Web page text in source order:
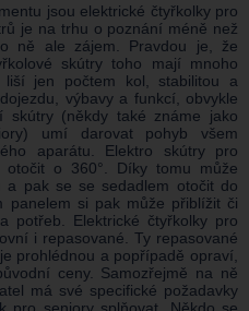
jsou elektrické čtyřkolky pro
je na trhu o poznání méně než
ně ale zájem. Pravdou je, že
skútry toho mají mnoho
jen počtem kol, stabilitou a
výbavy a funkcí, obvykle
skútry (někdy také známe jako
umí darovat pohyb všem
aparátu. Elektro skútry pro
o 360°. Díky tomu může
a pak se se sedadlem otočit do
panelem si pak může přiblížit či
potřeb. Elektrické čtyřkolky pro
i repasované. Ty repasované
prohlédnou a popřípadě opraví,
ceny. Samozřejmě na ně
má své specifické požadavky
pro seniory splňovat. Někdo se